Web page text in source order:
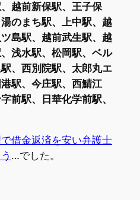
越前新保駅、王子保
のまち駅、上中駅、越
島駅、越前武生駅、越
浅水駅、松岡駅、ベル
、西別院駅、太郎丸エ
駅、今庄駅、西鯖江
前駅、日華化学前駅、
借金返済を安い弁護士
…でした。